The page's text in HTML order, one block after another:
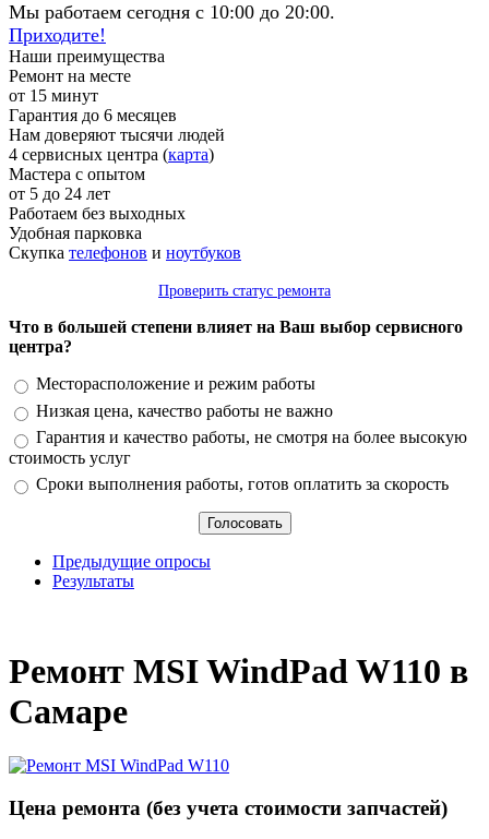
Мы работаем сегодня с 10:00 до 20:00.
Приходите!
Наши преимущества
Ремонт на месте
от 15 минут
Гарантия до 6 месяцев
Нам доверяют тысячи людей
4 сервисных центра (карта)
Мастера с опытом
от 5 до 24 лет
Работаем без выходных
Удобная парковка
Скупка телефонов и ноутбуков
Проверить статус ремонта
Что в большей степени влияет на Ваш выбор сервисного
центра?
Варианты
Месторасположение и режим работы
Низкая цена, качество работы не важно
Гарантия и качество работы, не смотря на более высокую
стоимость услуг
Сроки выполнения работы, готов оплатить за скорость
Предыдущие опросы
Результаты
Ремонт MSI WindPad W110 в
Самаре
Цена ремонта (без учета стоимости запчастей)